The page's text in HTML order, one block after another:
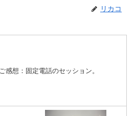
リカコ
ご感想：固定電話のセッション。